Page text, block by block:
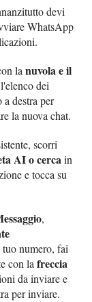
devi
WhatsApp
lanuvola e il
dei
a destra per
la nuova chat.
scorri
AI o cercain
e tocca su
,
numero, fai
con lafreccia
da inviare e
per inviare.